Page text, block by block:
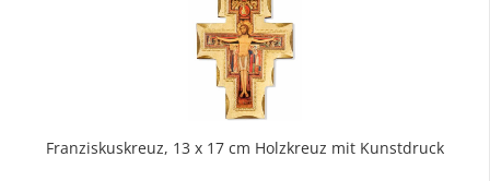
Franziskuskreuz, 13 x 17 cm Holzkreuz mit Kunstdruck